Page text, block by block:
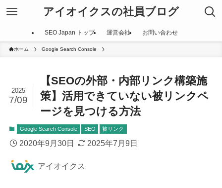
アイオイクスの社員ブログ
SEO Japan トップ 運営会社 お問い合わせ
ホーム Google Search Console
【SEOの外部・内部リンク構築施
策】活用できていない被リンクペ
ージを見つける方法
2025
7/09
Google Search Console SEO 被リンク
2020年9月30日 2025年7月9日
アイオイクス